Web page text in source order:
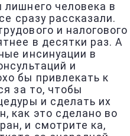
человека в
сразу рассказали.
и налогового
в десятки раз. А
инсинуации в
и
бы привлекать к
за то, чтобы
и сделать их
как это сделано во
и смотрите ка,